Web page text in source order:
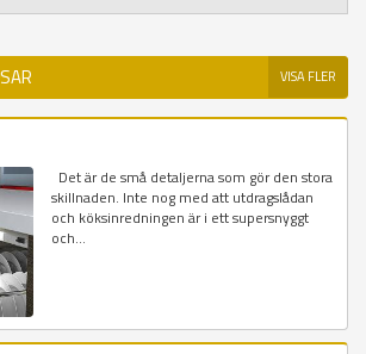
VISA FLER
Det är de små detaljerna som gör den stora
skillnaden. Inte nog med att utdragslådan
och köksinredningen är i ett supersnyggt
och...